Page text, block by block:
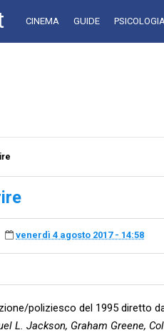
CINEMA GUIDE
venerdì 4 agosto 2017 - 14:58
poliziesco del 1995 diretto
L. Jackson, Graham Greene,